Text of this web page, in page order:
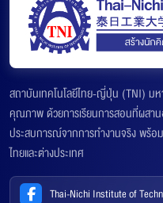
สถาบันเทคโนโลยีไทย-ญี่ปุ่น (TNI) ม
คุณภาพ ด้วยการเรียนการสอนที่ผสา
ประสบการณ์จากการทำงานจริง พร้อ
ไทยและต่างประเทศ
Thai-Nichi Institute of